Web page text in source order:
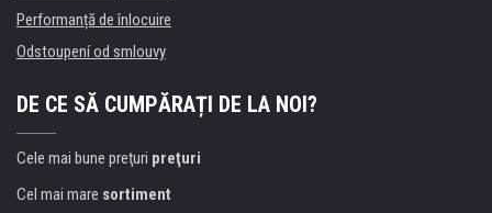
Performanță de înlocuire
Odstoupení od smlouvy
DE CE SĂ CUMPĂRAȚI DE LA NOI?
Cele mai bune preţuri preţuri
Cel mai mare sortiment